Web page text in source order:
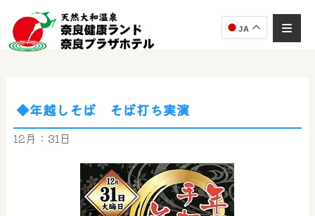
JA
◆年越しそば そば打ち実演
12月：31日